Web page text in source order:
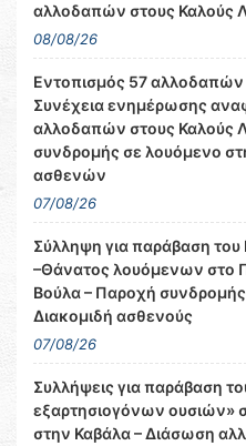
αλλοδαπών στους Καλούς
08/08/26
Εντοπισμός 57 αλλοδαπών
Συνέχεια ενημέρωσης
αλλοδαπών στους Καλούς
συνδρομής σε λουόμενο
ασθενών
07/08/26
Σύλληψη για παράβαση
–Θάνατος λουόμενων στο
Βούλα – Παροχή
Διακομιδή ασθενούς
07/08/26
Συλλήψεις για παράβαση
εξαρτησιογόνων ουσιών»
στην Καβάλα – Διάσωση